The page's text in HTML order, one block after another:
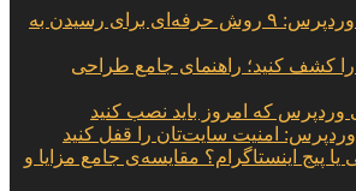
افزایش سرعت وردپرس: ۹ روش حرفه‌ای برای رسیدن به
تفاوت UI و UX را کشف کنید؛ راهنمای جامع طراحی
پیج اینستاگرام؟ مقایسه‌ی جامع مزایا و